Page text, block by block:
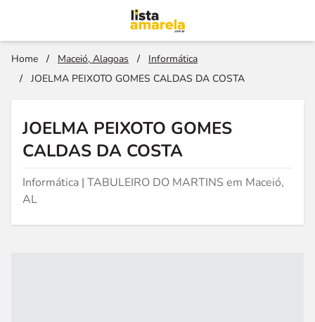
Home / Maceió, Alagoas /
Informática
/
JOELMA PEIXOTO GOMES CALDAS DA COSTA
JOELMA PEIXOTO GOMES
CALDAS DA COSTA
Informática | TABULEIRO DO MARTINS em Maceió,
AL